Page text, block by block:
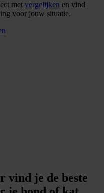
met vergelijken en vind
voor jouw situatie.
vind je de beste